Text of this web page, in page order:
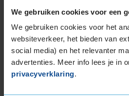
We gebruiken cookies voor een
We gebruiken cookies voor het
websiteverkeer, het bieden van
social media) en het relevanter
advertenties. Meer info lees je in
privacyverklaring.
245/45R18 100Y EXTRALOAD
19-inch banden
225/40R19 93W EXTRALOAD
235/35R19 91Y EXTRALOAD
235/35R19 91Y EXTRALOAD
235/35R19 91Y EXTRALOAD